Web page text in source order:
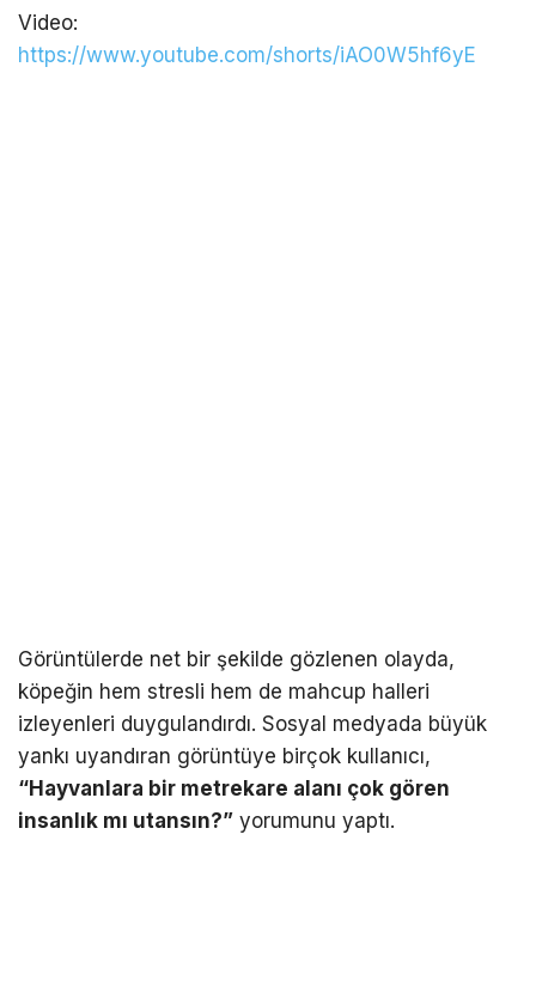
Video:
https://www.youtube.com/shorts/iAO0W5hf6yE
Görüntülerde net bir şekilde gözlenen olayda,
köpeğin hem stresli hem de mahcup halleri
izleyenleri duygulandırdı. Sosyal medyada büyük
yankı uyandıran görüntüye birçok kullanıcı,
“Hayvanlara bir metrekare alanı çok gören
insanlık mı utansın?” yorumunu yaptı.